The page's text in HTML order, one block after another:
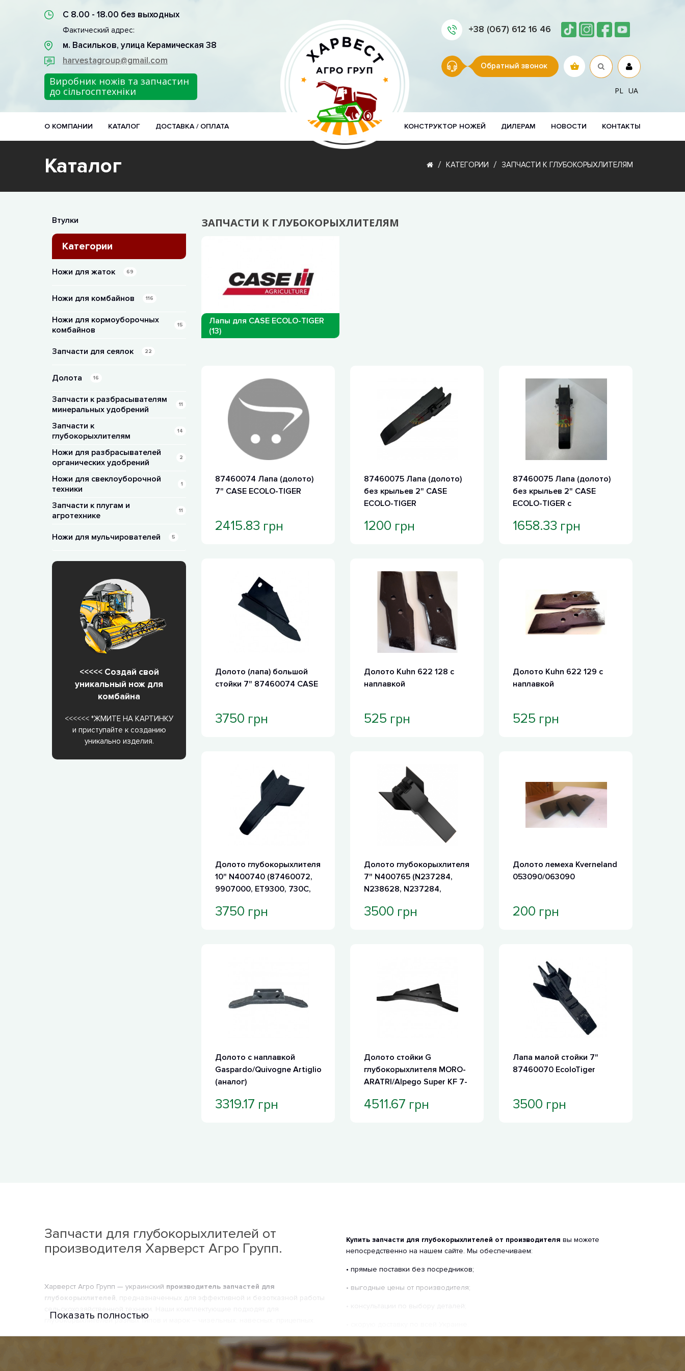
С 8.00 - 18.00 без выходных
Фактический адрес:
м. Васильков, улица Керамическая 38
harvestagroup@gmail.com
Виробник ножів та запчастин
до сільгосптехніки
+38 (067) 612 16 46
Обратный звонок
PL UA
О КОМПАНИИ КАТАЛОГ ДОСТАВКА / ОПЛАТА КОНСТРУКТОР НОЖЕЙ ДИЛЕРАМ НОВОСТИ КОНТАКТЫ
Каталог КАТЕГОРИИ ЗАПЧАСТИ К ГЛУБОКОРЫХЛИТЕЛЯМ
Втулки
Категории
Ножи для жаток 69
Ножи для комбайнов 116
Ножи для кормоуборочных
комбайнов
15
Запчасти для сеялок 22
Долота 16
Запчасти к разбрасывателям
минеральных удобрений
11
Запчасти к
глубокорыхлителям
14
Ножи для разбрасывателей
органических удобрений
2
Ножи для свеклоуборочной
техники
1
Запчасти к плугам и
агротехнике
11
Ножи для мульчирователей 5
<<<<< Создай свой
уникальный нож для
комбайна
<<<<<< *ЖМИТЕ НА КАРТИНКУ
и приступайте к созданию
уникально изделия.
ЗАПЧАСТИ К ГЛУБОКОРЫХЛИТЕЛЯМ
Лапы для CASE ECOLO-TIGER
(13)
87460074 Лапа (долото)
7" CASE ECOLO-TIGER
2415.83 грн
87460075 Лапа (долото)
без крыльев 2" CASE
ECOLO-TIGER
1200 грн
87460075 Лапа (долото)
без крыльев 2" CASE
ECOLO-TIGER с
пластиной
1658.33 грн
Долото (лапа) большой
стойки 7" 87460074 CASE
3750 грн
Долото Kuhn 622 128 с
наплавкой
525 грн
Долото Kuhn 622 129 с
наплавкой
525 грн
Долото глубокорыхлителя
10" N400740 (87460072,
9907000, ET9300, 730C,
3750 грн
Долото глубокорыхлителя
7" N400765 (N237284,
N238628, N237284,
KK28541, RPDL247CP)
3500 грн
Долото лемеха Kverneland
053090/063090
200 грн
Долото с наплавкой
Gaspardo/Quivogne Artiglio
(аналог)
3319.17 грн
Долото стойки G
глубокорыхлителя MORO-
ARATRI/Alpego Super KF 7-
4511.67 грн
Лапа малой стойки 7"
87460070 EcoloTiger
3500 грн
Запчасти для глубокорыхлителей от
производителя Харверст Агро Групп.
Харверст Агро Групп — украинский производитель запчастей для
глубокорыхлителей , предназначенных для эффективной и безотказной работы
глубокорыхлителей разных типов и марок – чизельных, навесных, прицепных.
Производство запчастей происходит на современном оборудовании с
использованием прочных сталей и термической обработки, что гарантирует
Купить запчасти для глубокорыхлителей от производителя вы можете
непосредственно на нашем сайте. Мы обеспечиваем:
• прямые поставки без посредников;
• выгодные цены от производителя;
Наши специалисты помогут подобрать нужные запчасти под вашу модель техники и
Показать полностью